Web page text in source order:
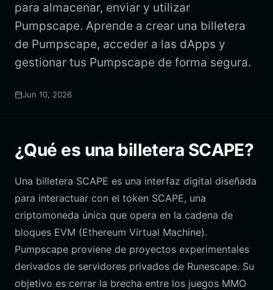
para almacenar, enviar y utilizar
Pumpscape. Aprende a crear una billetera
de Pumpscape, acceder a las dApps y
gestionar tus Pumpscape de forma segura.
Jun 10, 2026
¿Qué es una billetera SCAPE?
Una billetera SCAPE es una interfaz digital diseñada
para interactuar con el token SCAPE, una
criptomoneda única que opera en la cadena de
bloques EVM (Ethereum Virtual Machine).
Pumpscape proviene de proyectos experimentales
derivados de servidores privados de Runescape. Su
objetivo es cerrar la brecha entre los juegos MMO